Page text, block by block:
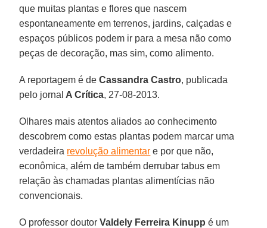
que muitas plantas e flores que nascem
espontaneamente em terrenos, jardins, calçadas e
espaços públicos podem ir para a mesa não como
peças de decoração, mas sim, como alimento.
A reportagem é deCassandra Castro, publicada
pelo jornal A Crítica, 27-08-2013.
Olhares mais atentos aliados ao conhecimento
descobrem como estas plantas podem marcar uma
verdadeira revolução alimentar e por que não,
econômica, além de também derrubar tabus em
relação às chamadas plantas alimentícias não
convencionais.
O professor doutorValdely Ferreira Kinupp é um